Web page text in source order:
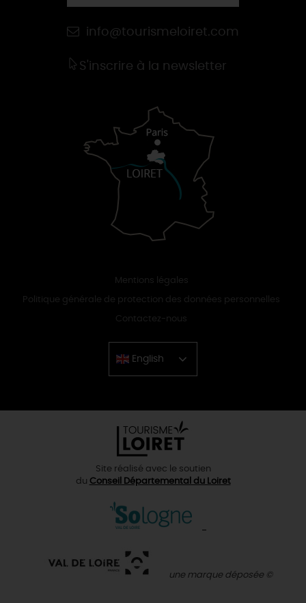
info@tourismeloiret.com
S'inscrire à la newsletter
Mentions légales
Politique générale de protection des données personnelles
Contactez-nous
English
Chinese
Site réalisé avec le soutien
du Conseil Départemental du Loiret
une marque déposée ©